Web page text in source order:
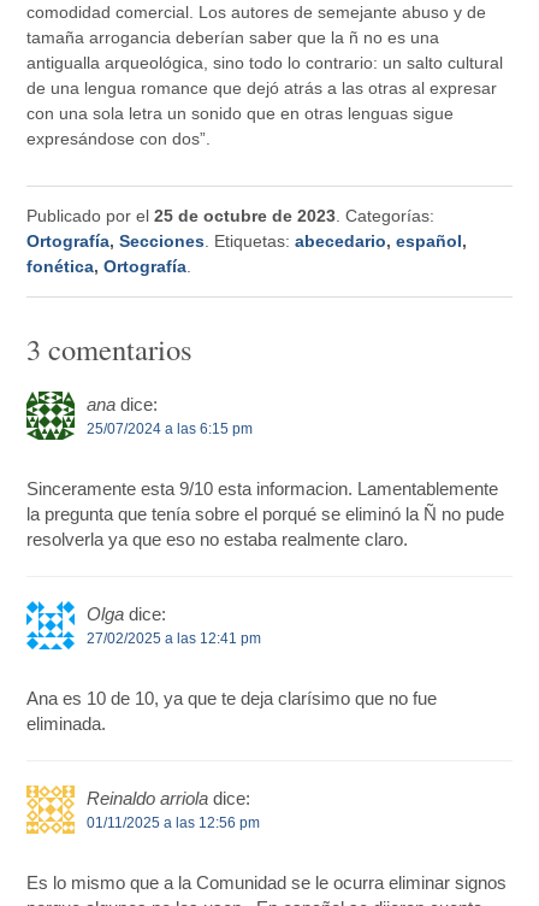
comodidad comercial. Los autores de semejante abuso y de
tamaña arrogancia deberían saber que la ñ no es una
antigualla arqueológica, sino todo lo contrario: un salto cultural
de una lengua romance que dejó atrás a las otras al expresar
con una sola letra un sonido que en otras lenguas sigue
expresándose con dos”.
Publicado porel25 de octubre de 2023 . Categorías:
Ortografía,Secciones . Etiquetas:abecedario,español,
fonética,Ortografía
3 comentarios
ana dice:
25/07/2024 a las 6:15 pm
Sinceramente esta 9/10 esta informacion. Lamentablemente
la pregunta que tenía sobre el porqué se eliminó la Ñ no pude
resolverla ya que eso no estaba realmente claro.
Olga dice:
27/02/2025 a las 12:41 pm
Ana es 10 de 10, ya que te deja clarísimo que no fue
eliminada.
Reinaldo arriola dice:
01/11/2025 a las 12:56 pm
Es lo mismo que a la Comunidad se le ocurra eliminar signos